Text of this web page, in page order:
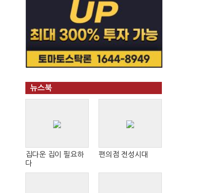
뉴스북
집다운 집이 필요하
다
편의점 전성시대